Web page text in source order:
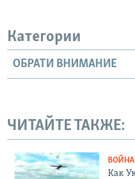
Категории
ОБРАТИ ВНИМАНИЕ
ЧИТАЙТЕ ТАКЖЕ:
Как